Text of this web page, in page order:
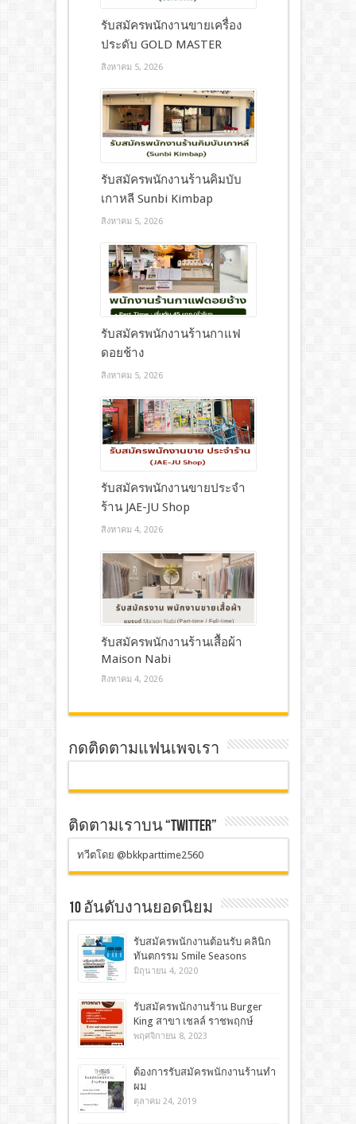
รับสมัครพนักงานขายเครื่อง
ประดับ GOLD MASTER
สิงหาคม 5, 2026
รับสมัครพนักงานร้านคิมบับ
เกาหลี Sunbi Kimbap
สิงหาคม 5, 2026
รับสมัครพนักงานร้านกาแฟ
ดอยช้าง
สิงหาคม 5, 2026
รับสมัครพนักงานขายประจำ
ร้าน JAE-JU Shop
สิงหาคม 4, 2026
รับสมัครพนักงานร้านเสื้อผ้า
Maison Nabi
สิงหาคม 4, 2026
กดติดตามแฟนเพจเรา
ติดตามเราบน “TWITTER”
ทวีตโดย @bkkparttime2560
10 อันดับงานยอดนิยม
รับสมัครพนักงานต้อนรับ คลินิก
ทันตกรรม Smile Seasons
มิถุนายน 4, 2020
รับสมัครพนักงานร้าน Burger
King สาขา เชลล์ ราชพฤกษ์
พฤศจิกายน 8, 2023
ต้องการรับสมัครพนักงานร้านทำ
ผม
ตุลาคม 24, 2019